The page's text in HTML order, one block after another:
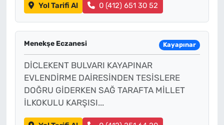
Yol Tarifi Al 0 (412) 651 30 52
Menekşe Eczanesi Kayapınar
DİCLEKENT BULVARI KAYAPINAR
EVLENDİRME DAİRESİNDEN TESİSLERE
DOĞRU GİDERKEN SAĞ TARAFTA MİLLET
İLKOKULU KARŞISI...